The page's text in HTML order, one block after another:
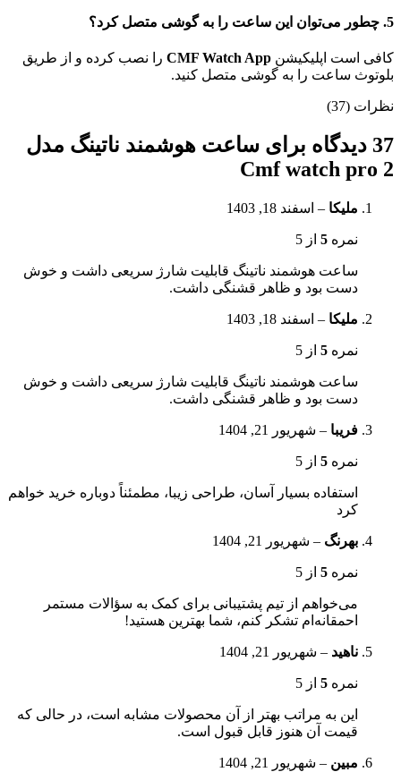
5. چطور می‌توان این ساعت را به گوشی متصل کرد؟
کافی است اپلیکیشن CMF Watch App را نصب کرده و از طریق
بلوتوث ساعت را به گوشی متصل کنید.
نظرات (37)
37 دیدگاه برای
ساعت هوشمند ناتینگ مدل
Cmf watch pro 2
ملیکا – اسفند 18, 1403
نمره 5 از 5
ساعت هوشمند ناتینگ قابلیت شارژ سریعی داشت و خوش
دست بود و ظاهر قشنگی داشت.
ملیکا – اسفند 18, 1403
نمره 5 از 5
ساعت هوشمند ناتینگ قابلیت شارژ سریعی داشت و خوش
دست بود و ظاهر قشنگی داشت.
فریبا – شهریور 21, 1404
نمره 5 از 5
استفاده بسیار آسان، طراحی زیبا، مطمئناً دوباره خرید خواهم
کرد
بهرنگ – شهریور 21, 1404
نمره 5 از 5
می‌خواهم از تیم پشتیبانی برای کمک به سؤالات مستمر
احمقانه‌ام تشکر کنم، شما بهترین هستید!
ناهید – شهریور 21, 1404
نمره 5 از 5
این به مراتب بهتر از آن محصولات مشابه است، در حالی که
قیمت آن هنوز قابل قبول است.
مبین – شهریور 21, 1404